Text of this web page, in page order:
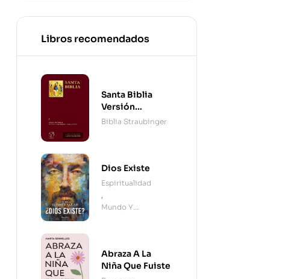
Libros recomendados
Santa Biblia
Versión
Straubinger - 2
Biblia Straubinger
Dios Existe
Espiritualidad
,
Mundo Y
Abraza A La
Niña Que Fuiste